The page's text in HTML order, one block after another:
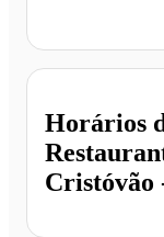
Horários
Cristóvão